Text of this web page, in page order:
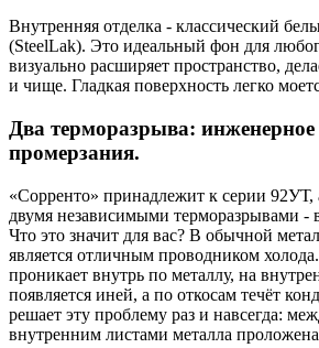
Внутренняя отделка - классический
(SteelLak). Это идеальный фон для
визуально расширяет пространство,
и чище. Гладкая поверхность легко
Два терморазрыва:
промерзания.
«Сорренто» принадлежит к серии 92УТ,
двумя независимыми терморазрывами -
Что это значит для вас? В обычной
является отличным проводником
проникает внутрь по металлу, на
появляется иней, а по откосам течёт
решает эту проблему раз и навсегда:
внутренним листами металла